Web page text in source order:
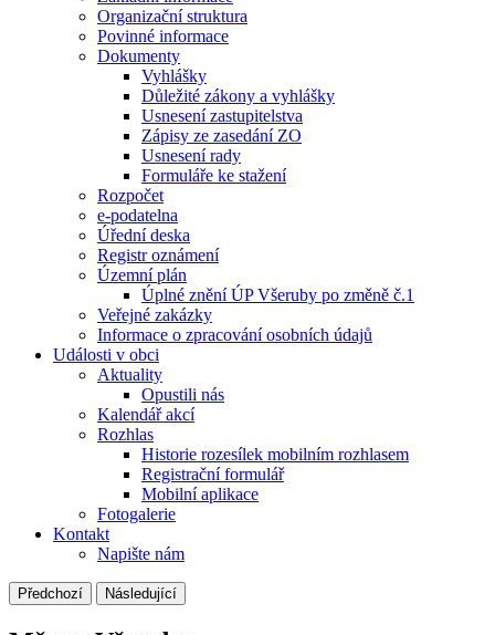
Organizační struktura
Povinné informace
Dokumenty
Vyhlášky
Důležité zákony a vyhlášky
Usnesení zastupitelstva
Zápisy ze zasedání ZO
Usnesení rady
Formuláře ke stažení
Rozpočet
e-podatelna
Úřední deska
Registr oznámení
Územní plán
Úplné znění ÚP Všeruby po změně č.1
Veřejné zakázky
Informace o zpracování osobních údajů
Události v obci
Aktuality
Opustili nás
Kalendář akcí
Rozhlas
Historie rozesílek mobilním rozhlasem
Registrační formulář
Mobilní aplikace
Fotogalerie
Kontakt
Napište nám
Předchozí Následující